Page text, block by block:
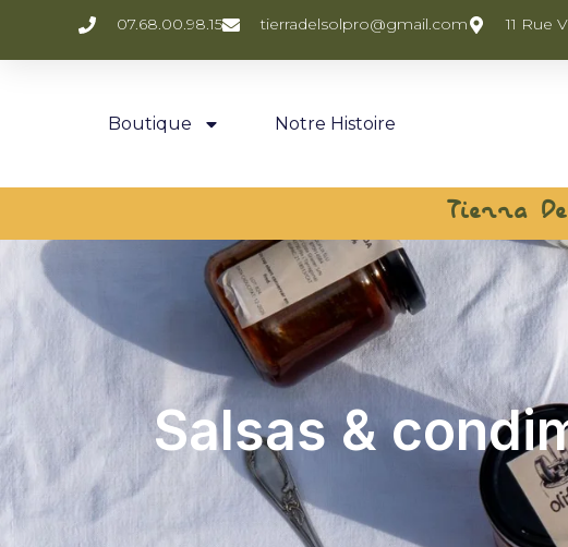
07.68.00.98.15 tierradelsolpro@gmail.com 11 Rue
Boutique Notre Histoire
Tierra
Salsas &